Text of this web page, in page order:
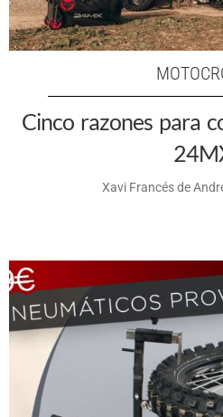
Cinco razones para
Xavi Francés de